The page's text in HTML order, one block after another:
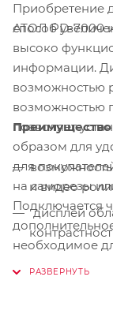
Приобретение
способ
АТОЛ PD-7000
высоко
информации.
возможностью
возможностью
позволяет
образом для
для
на саморезы
Подключается
необходимое
дисплея
и видео
дисплей
информации;